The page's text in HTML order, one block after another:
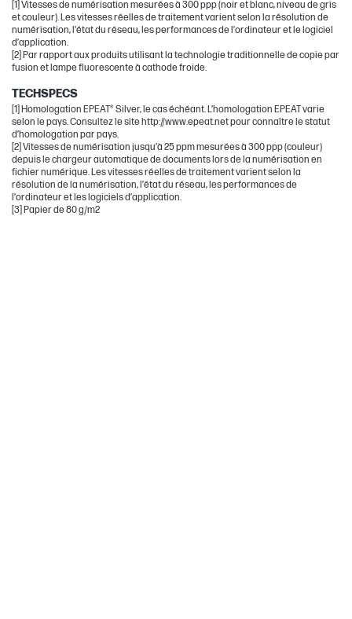
[1] Vitesses de numérisation mesurées à 300 ppp (noir et blanc, niveau de gris
et couleur). Les vitesses réelles de traitement varient selon la résolution de
numérisation, l’état du réseau, les performances de l’ordinateur et le logiciel
d’application.
[2] Par rapport aux produits utilisant la technologie traditionnelle de copie par
fusion et lampe fluorescente à cathode froide.
TECHSPECS
[1] Homologation EPEAT® Silver, le cas échéant. L’homologation EPEAT varie
selon le pays. Consultez le site http://www.epeat.net pour connaître le statut
d’homologation par pays.
[2] Vitesses de numérisation jusqu’à 25 ppm mesurées à 300 ppp (couleur)
depuis le chargeur automatique de documents lors de la numérisation en
fichier numérique. Les vitesses réelles de traitement varient selon la
résolution de la numérisation, l’état du réseau, les performances de
l’ordinateur et les logiciels d’application.
[3] Papier de 80 g/m2